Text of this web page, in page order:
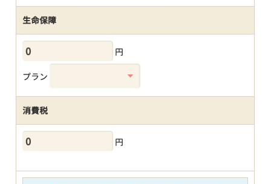
生命保障
円
プラン
消費税
円